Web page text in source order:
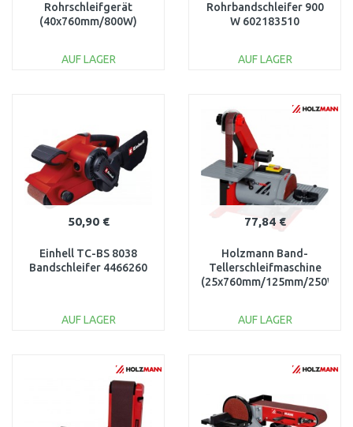
Rohrschleifgerät
(40x760mm/800W)
AUF LAGER
Rohrbandschleifer 900
W 602183510
AUF LAGER
Vergleichen
50,90 €
Einhell TC-BS 8038
Bandschleifer 4466260
AUF LAGER
Vergleichen
77,84 €
Holzmann Band-
Tellerschleifmaschine
(25x760mm/125mm/250W)
AUF LAGER